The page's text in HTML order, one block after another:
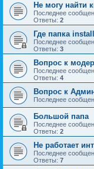
Не могу найти
Последнее
Ответы: 2
Где папка
Последнее
Ответы: 3
Вопрос к
Последнее
Ответы: 4
Вопрос к
Последнее
Большой папа
Последнее
Ответы: 2
Не работает
Последнее
Ответы: 7